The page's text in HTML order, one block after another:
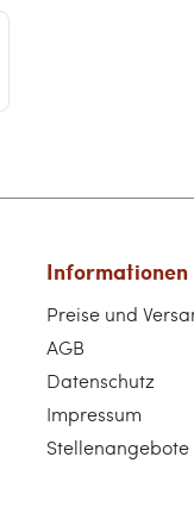
Informationen
Preise und
AGB
Datenschutz
Impressum
Stellenangebote